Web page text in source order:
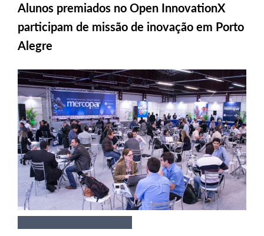
Alunos premiados no Open InnovationX
participam de missão de inovação em Porto
Alegre